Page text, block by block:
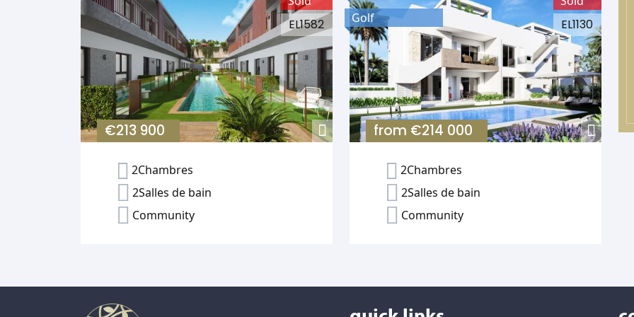
EL1582
€213 900
2Chambres
2Salles de bain
Community
EL1130
from €214 000
Golf
2Chambres
2Salles de bain
Community